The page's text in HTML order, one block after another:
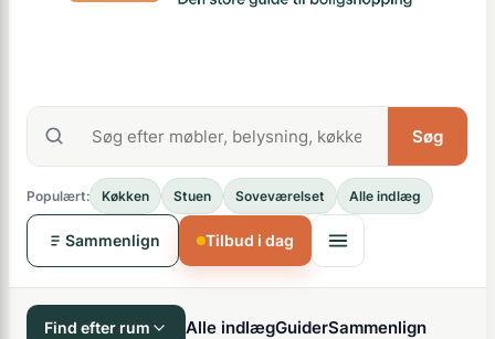
Søg
Populært: Køkken Stuen Soveværelset Alle indlæg
Sammenlign Tilbud i dag
Find efter rum Alle indlægGuiderSammenlign